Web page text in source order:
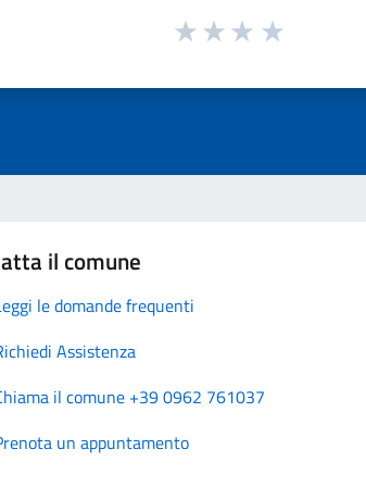
il comune
le domande frequenti
Assistenza
il comune +39 0962 761037
un appuntamento